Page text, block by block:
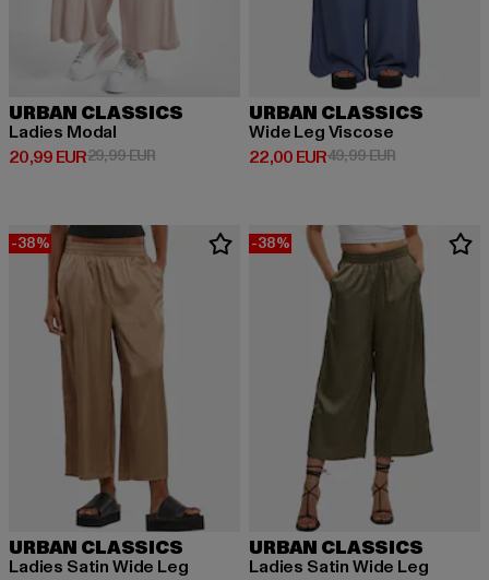
URBAN CLASSICS
Ladies Modal
20,99 EUR
Derzeitiger Preis: 20,99 EUR
29,99 EURAktionspreis: 29,99 EUR
URBAN CLASSICS
Wide Leg Viscose
22,00 EUR
Derzeitiger Preis: 22,00 EUR
49,99 EURAktionspreis:
-38%
URBAN CLASSICS
Ladies Satin Wide Leg
-38%
URBAN CLASSICS
Ladies Satin Wide Leg